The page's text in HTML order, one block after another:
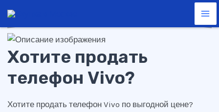
содержимому
телефон Vivo
Хотите продать
телефон Vivo?
Хотите продать телефон Vivo по выгодной цене?